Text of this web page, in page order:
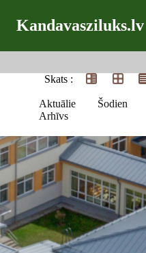
Kandavasziluks.lv
Skats :
Aktuālie Šodien
Arhīvs